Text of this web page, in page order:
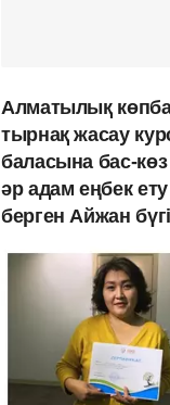
Алматылық
тырнақ жасау
баласына бас-
әр адам еңбек
берген Айжан